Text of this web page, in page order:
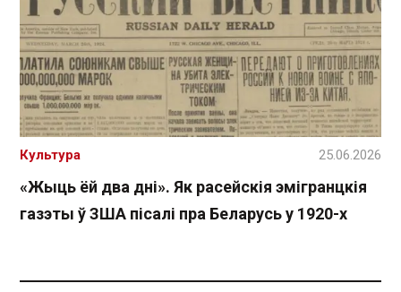
«Жыць ёй два дні». Як расейскія эмігранцкія
газэты ў ЗША пісалі пра Беларусь у 1920-х
Культура 25.06.2026